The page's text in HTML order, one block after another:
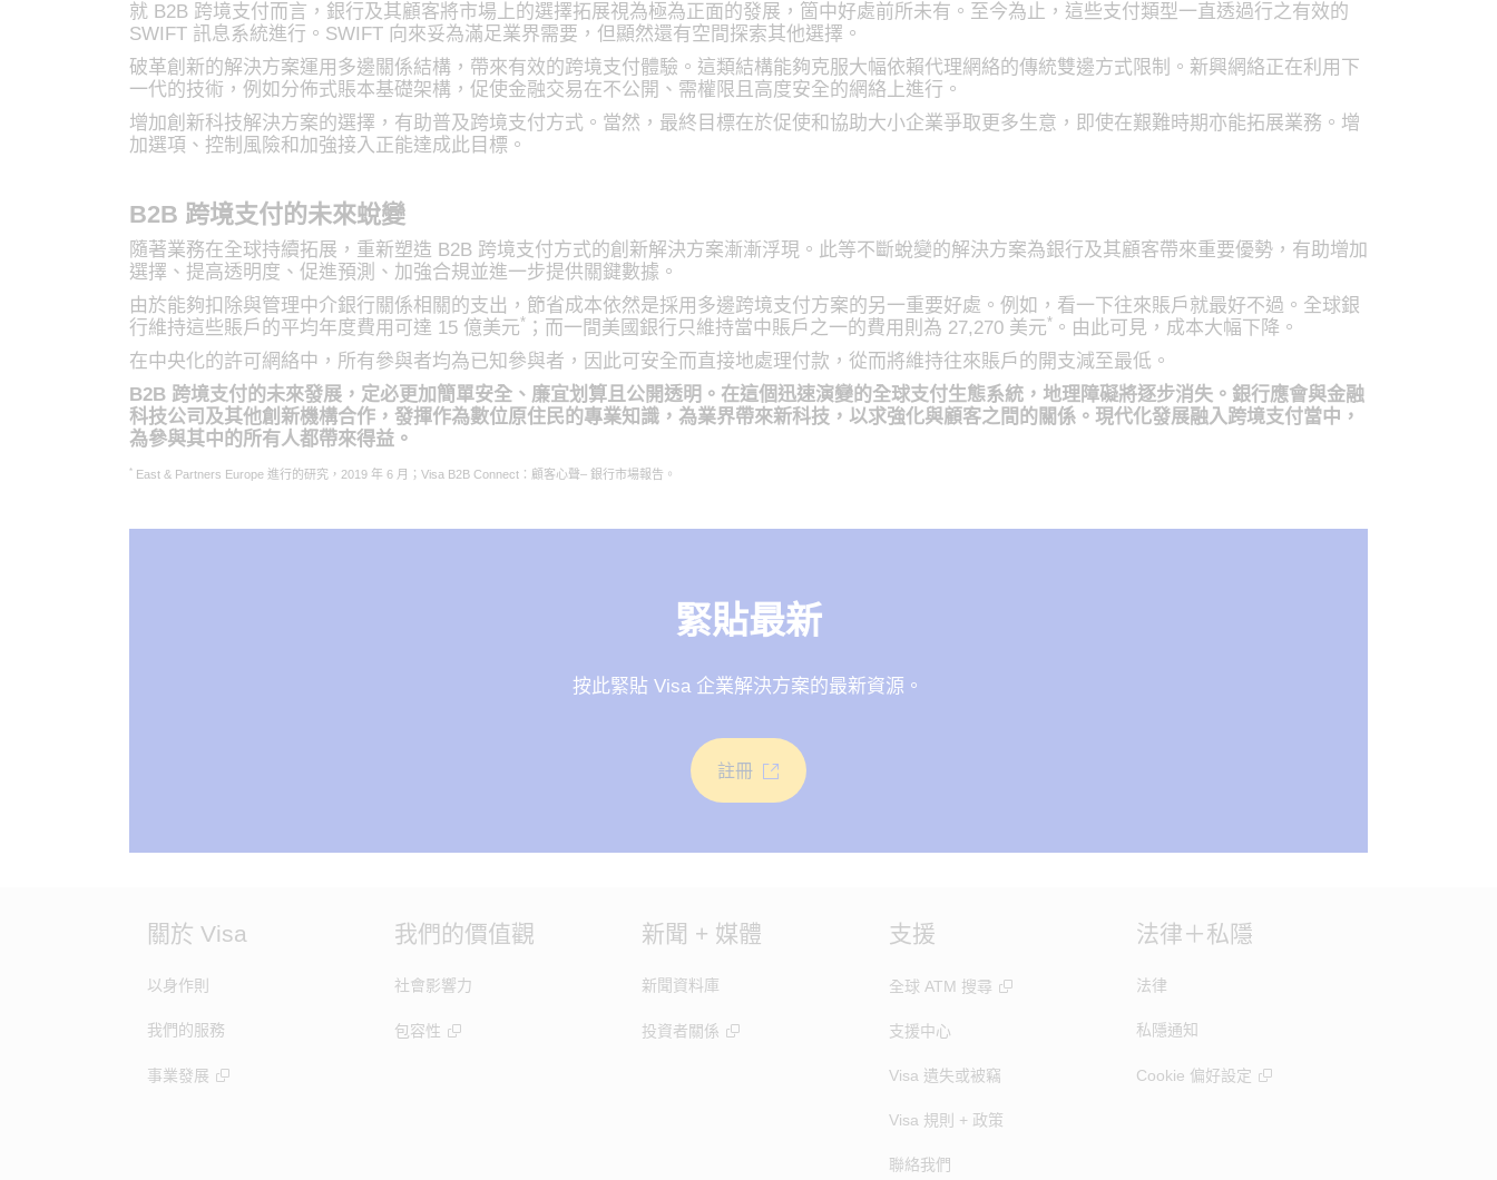
就 B2B 跨境支付而言，銀行及其顧客將市場上的選擇拓展視為極為正面的發展，箇中好處前所未有。至今為止，這些支付類型一直透過行之有效的
SWIFT 訊息系統進行。SWIFT 向來妥為滿足業界需要，但顯然還有空間探索其他選擇。
破革創新的解決方案運用多邊關係結構，帶來有效的跨境支付體驗。這類結構能夠克服大幅依賴代理網絡的傳統雙邊方式限制。新興網絡正在利用下
一代的技術，例如分佈式賬本基礎架構，促使金融交易在不公開、需權限且高度安全的網絡上進行。
增加創新科技解決方案的選擇，有助普及跨境支付方式。當然，最終目標在於促使和協助大小企業爭取更多生意，即使在艱難時期亦能拓展業務。增
加選項、控制風險和加強接入正能達成此目標。
B2B 跨境支付的未來蛻變
隨著業務在全球持續拓展，重新塑造 B2B 跨境支付方式的創新解決方案漸漸浮現。此等不斷蛻變的解決方案為銀行及其顧客帶來重要優勢，有助增加
選擇、提高透明度、促進預測、加強合規並進一步提供關鍵數據。
由於能夠扣除與管理中介銀行關係相關的支出，節省成本依然是採用多邊跨境支付方案的另一重要好處。例如，看一下往來賬戶就最好不過。全球銀
行維持這些賬戶的平均年度費用可達 15 億美元* ；而一間美國銀行只維持當中賬戶之一的費用則為 27,270 美元* 。由此可見，成本大幅下降。
在中央化的許可網絡中，所有參與者均為已知參與者，因此可安全而直接地處理付款，從而將維持往來賬戶的開支減至最低。
B2B 跨境支付的未來發展，定必更加簡單安全、廉宜划算且公開透明。在這個迅速演變的全球支付生態系統，地理障礙將逐步消失。銀行應會與金融
科技公司及其他創新機構合作，發揮作為數位原住民的專業知識，為業界帶來新科技，以求強化與顧客之間的關係。現代化發展融入跨境支付當中，
為參與其中的所有人都帶來得益。
*East & Partners Europe 進行的研究，2019 年 6 月；Visa B2B Connect：顧客心聲– 銀行市場報告。
緊貼最新
按此緊貼 Visa 企業解決方案的最新資源。
註冊
關於 Visa
以身作則
我們的服務
事業發展
我們的價值觀
社會影響力
包容性
新聞 + 媒體
新聞資料庫
投資者關係
支援
全球 ATM 搜尋
支援中心
Visa 遺失或被竊
Visa 規則 + 政策
聯絡我們
法律＋私隱
法律
私隱通知
Cookie 偏好設定